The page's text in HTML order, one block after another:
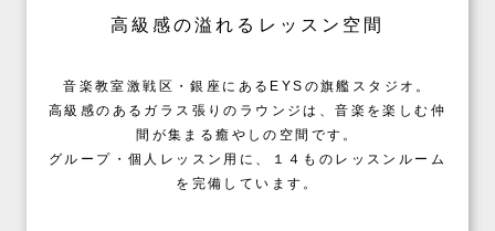
高級感の溢れるレッスン空間
音楽教室激戦区・銀座にあるEYSの旗艦スタジオ。
高級感のあるガラス張りのラウンジは、音楽を楽しむ仲
間が集まる癒やしの空間です。
グループ・個人レッスン用に、１４ものレッスンルーム
を完備しています。